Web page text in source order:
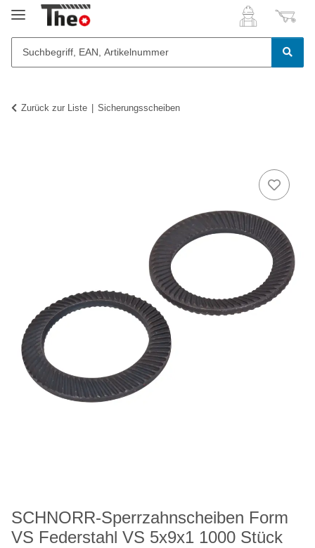
Zurück zur Liste Sicherungsscheiben
SCHNORR-Sperrzahnscheiben Form
VS Federstahl VS 5x9x1 1000 Stück